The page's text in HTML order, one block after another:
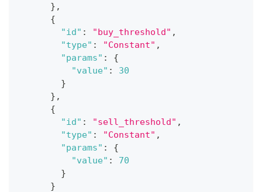
} ,
{
"id" : "buy_threshold" ,
"type" : "Constant" ,
"params" :
{
"value" :
30
}
} ,
{
"id" : "sell_threshold" ,
"type" : "Constant" ,
"params" :
{
"value" :
70
}
}